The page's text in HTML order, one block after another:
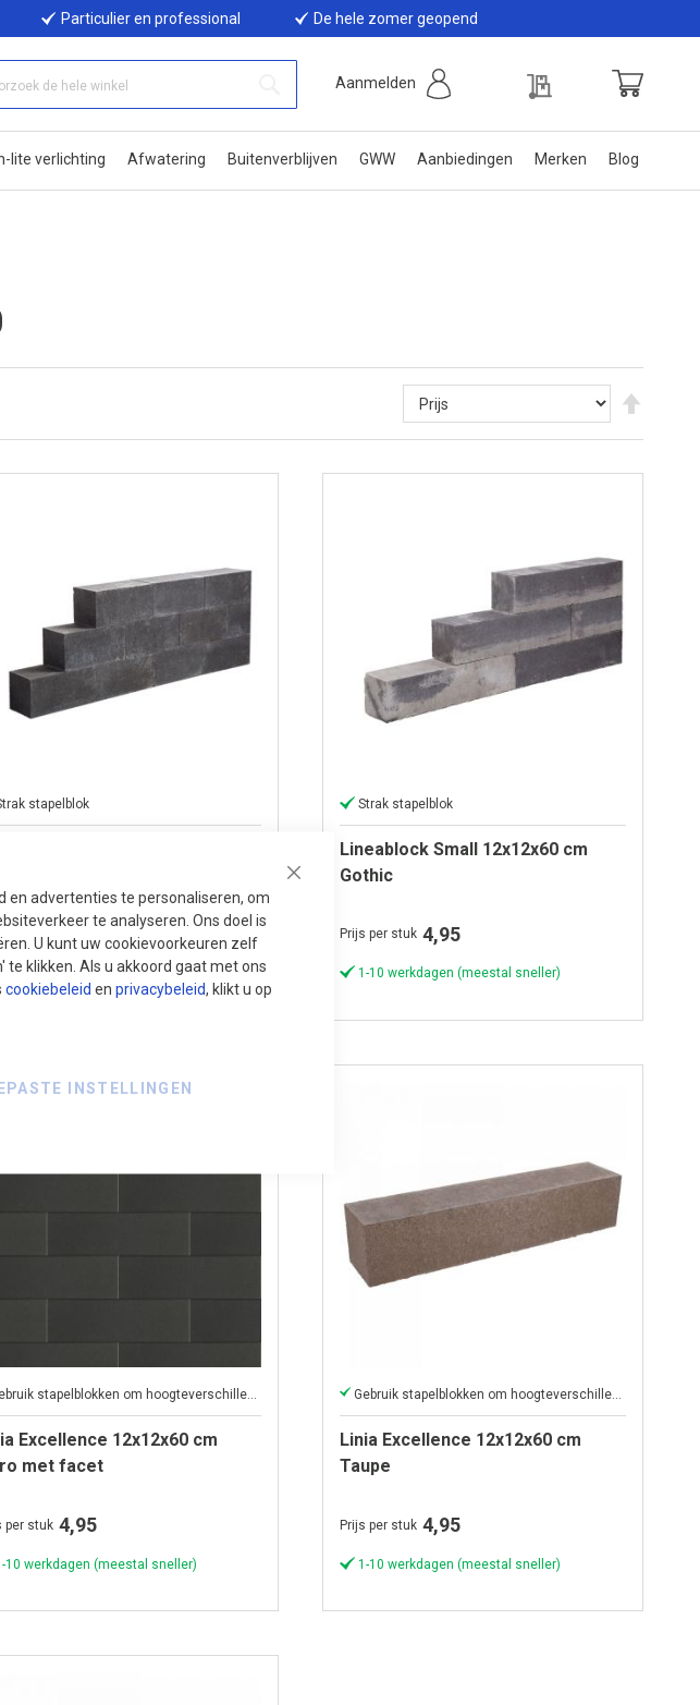
en advertenties te personaliseren, om
te analyseren. Ons doel is
U kunt uw cookievoorkeuren zelf
klikken. Als u akkoord gaat met ons
cookiebeleid en privacybeleid, klikt u op
INSTELLINGEN
Particulier en professional De hele zomer geopend
Aanmelden
lite verlichting Afwatering Buitenverblijven GWW Aanbiedingen Merken Blog
laag
stapelblok
per stuk 4,50
10 werkdagen (meestal sneller)
Strak stapelblok
Lineablock Small 12x12x60 cm
Gothic
Prijs per stuk 4,95
1-10 werkdagen (meestal sneller)
Gebruik stapelblokken om hoogteverschillen in uw tuin te creëren
Excellence 12x12x60 cm
met facet
per stuk 4,95
10 werkdagen (meestal sneller)
Gebruik stapelblokken om hoogteverschillen in uw tuin te creëren
Linia Excellence 12x12x60 cm
Taupe
Prijs per stuk 4,95
1-10 werkdagen (meestal sneller)